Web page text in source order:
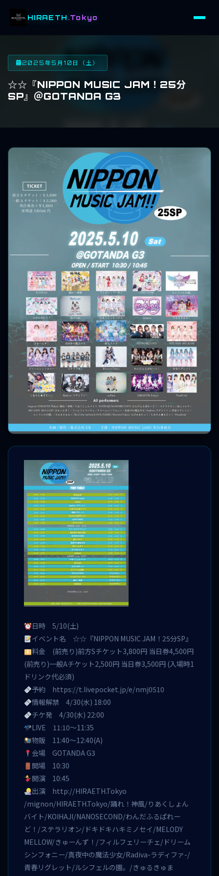
HIRAETH .Tokyo
2025年5月10日（土）
☆☆『NIPPON MUSIC JAM！25分
SP』＠GOTANDA G3
日時 5/10(土)
イベント名 ☆☆『NIPPON MUSIC JAM！25分SP』
料金 (前売り)前方Sチケット3,800円 当日券4,500円
(前売り)一般Aチケット2,500円 当日券3,500円 (入場時1
ドリンク代必須)
予約 https://t.livepocket.jp/e/nmj0510
情報解禁 4/30(水) 18:00
チケ発 4/30(水) 22:00
LIVE 11:10〜11:35
物販 11:40〜12:40(A)
会場 GOTANDA G3
開場 10:30
開演 10:45
出演 http://HIRAETH.Tokyo
/mignon/HIRAETH.Tokyo/踊れ！神風/りあくしょん
バイト/KOIHAJI/NANOSECOND/わんだふるぱれー
ど！/ステラリオン/ドキドキハキミノセイ/MELODY
MELLOW/きゅーんず！/フィルフェリーチェ/ドリーム
シンフォニー/真夜中の魔法少女/Radiva-ラディファ-/
青春リグレット/ルシフェルの園。/きゅるきゅま